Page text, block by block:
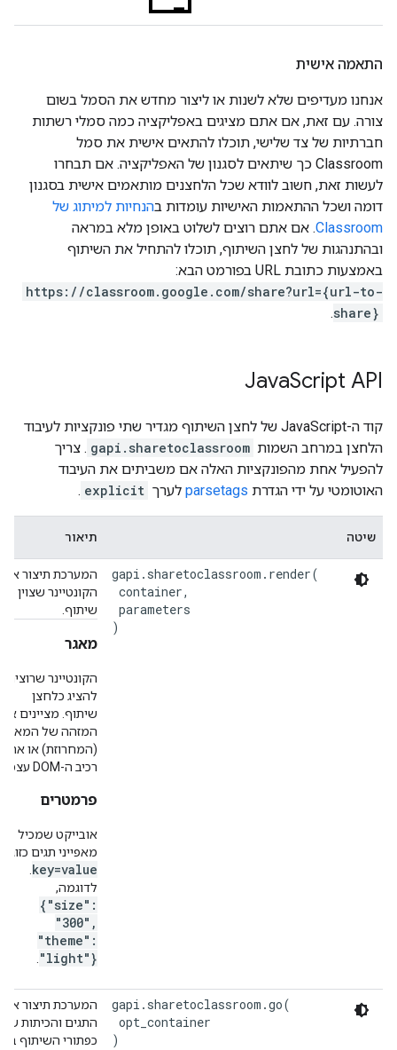
התאמה אישית
אנחנו מעדיפים שלא לשנות או ליצור מחדש את הסמל בשום
צורה. עם זאת, אם אתם מציגים באפליקציה כמה סמלי רשתות
חברתיות של צד שלישי, תוכלו להתאים אישית את סמל
Classroom כך שיתאים לסגנון של האפליקציה. אם תבחרו
לעשות זאת, חשוב לוודא שכל הלחצנים מותאמים אישית בסגנון
דומה ושכל ההתאמות האישיות עומדות בהנחיות למיתוג של
Classroom. אם אתם רוצים לשלוט באופן מלא במראה
ובהתנהגות של לחצן השיתוף, תוכלו להתחיל את השיתוף
באמצעות כתובת URL בפורמט הבא:
https://classroom.google.com/share?url={url-to-
share}
.
JavaScript API
קוד ה-JavaScript של לחצן השיתוף מגדיר שתי פונקציות לעיבוד
הלחצן במרחב השמות gapi.sharetoclassroom . צריך
להפעיל אחת מהפונקציות האלה אם משביתים את העיבוד
האוטומטי על ידי הגדרת parsetags לערך explicit
.
שיטה תיאור
gapi.sharetoclassroom.render(
container,
parameters
)
המערכת תיצור את
הקונטיינר שצוין
שיתוף.
מאגר
הקונטיינר שרוצים
להציג כלחצן
שיתוף. מציינים את
המזהה של המאגר
(המחרוזת) או את
רכיב ה-DOM עצמו.
פרמטרים
אובייקט שמכיל
מאפייני תגים כזוגות
key=value
לדוגמה,
{"size":
"300",
"theme":
"light"}
gapi.sharetoclassroom.go(
opt_container
)
המערכת תיצור את
התגים והכיתות של
כפתורי השיתוף